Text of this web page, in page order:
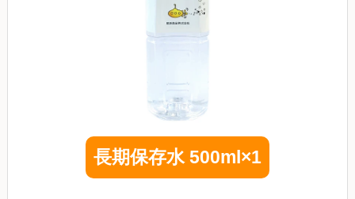
長期保存水 500ml×1